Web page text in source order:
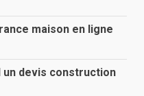
maison en ligne
devis construction